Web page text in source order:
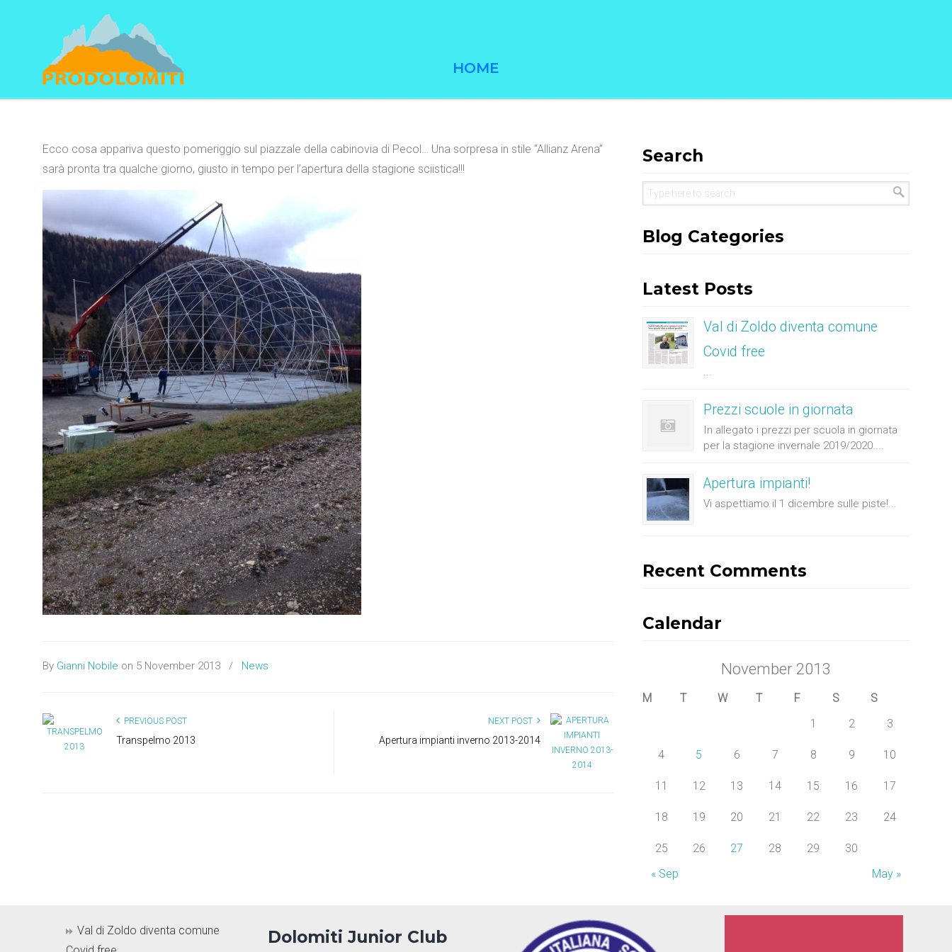
HOME
Ecco cosa appariva questo pomeriggio sul piazzale della cabinovia di Pecol… Una sorpresa in stile “Allianz Arena”
sarà pronta tra qualche giorno, giusto in tempo per l’apertura della stagione sciistica!!!
By Gianni Nobile on 5 November 2013 / News
PREVIOUS POST
Transpelmo 2013
NEXT POST
Apertura impianti inverno 2013-2014
Search
Blog Categories
Latest Posts
Val di Zoldo diventa comune
Covid free
...
Prezzi scuole in giornata
In allegato i prezzi per scuola in giornata
per la stagione invernale 2019/2020....
Apertura impianti!
Vi aspettiamo il 1 dicembre sulle piste!...
Recent Comments
Calendar
November 2013
M T W T F S
S
1
2 3
4 5 6 7 8 9 10
11 12 13 14 15 16 17
18 19 20 21 22 23 24
25 26 27 28 29
30
« Sep
May »
Val di Zoldo diventa comune
Dolomiti Junior Club